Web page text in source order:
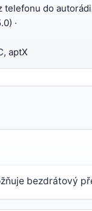
telefonu do
·
aptX
bezdrátový